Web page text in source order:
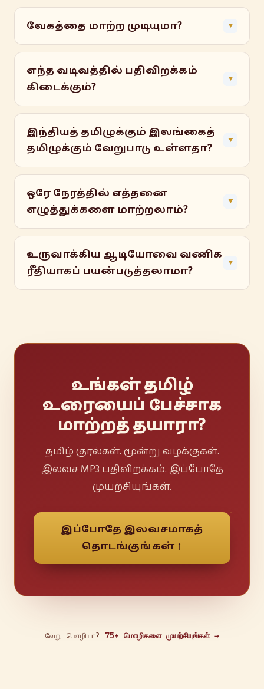
வேகத்தை மாற்ற முடியுமா? ▼
எந்த வடிவத்தில் பதிவிறக்கம்
கிடைக்கும்?
▼
இந்தியத் தமிழுக்கும் இலங்கைத்
தமிழுக்கும் வேறுபாடு உள்ளதா?
▼
ஒரே நேரத்தில் எத்தனை
எழுத்துக்களை மாற்றலாம்?
▼
உருவாக்கிய ஆடியோவை வணிக
ரீதியாகப் பயன்படுத்தலாமா?
▼
உங்கள் தமிழ்
உரையைப் பேச்சாக
மாற்றத் தயாரா?
தமிழ் குரல்கள். மூன்று வழக்குகள்.
இலவச MP3 பதிவிறக்கம். இப்போதே
முயற்சியுங்கள்.
இப்போதே இலவசமாகத்
தொடங்குங்கள் ↑
வேறு மொழியா? 75+ மொழிகளை முயற்சியுங்கள் →